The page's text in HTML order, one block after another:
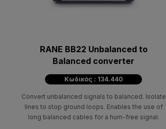
RANE BB22 Unbalanced to
Balanced converter
Κωδικός : 134.440
Convert unbalanced signals to balanced. Isolate
lines to stop ground loops. Enables the use of
long balanced cables for a hum-free signal.